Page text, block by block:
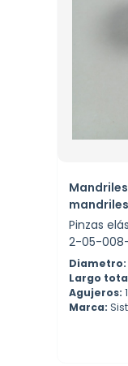
Pinzas
2-05-
Diametro:
Largo
Agujeros:
Marca: